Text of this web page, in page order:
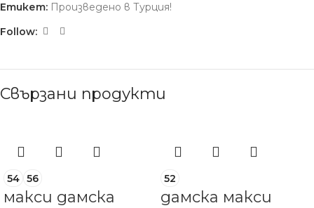
Етикет: Произведено в Турция!
Follow:
Свързани продукти
54 56
макси дамска
52
дамска макси